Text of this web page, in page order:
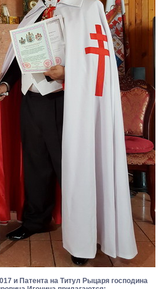
и Патента на Титул Рыцаря господина